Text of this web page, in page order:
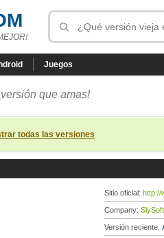
Juegos
que amas!
todas las versiones
Sitio oficial: http://
Company: SlySoft
Versión reciente: